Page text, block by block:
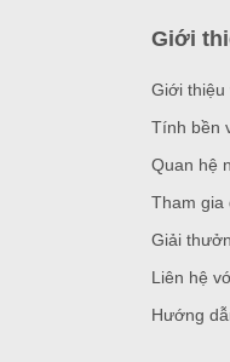
Giới
Giới thiệu
Tính bền
Quan hệ
Tham gia
Giải
Liên hệ
Hướng